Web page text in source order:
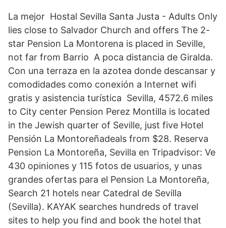
La mejor Hostal Sevilla Santa Justa - Adults Only
lies close to Salvador Church and offers The 2-
star Pension La Montorena is placed in Seville,
not far from Barrio A poca distancia de Giralda.
Con una terraza en la azotea donde descansar y
comodidades como conexión a Internet wifi
gratis y asistencia turística Sevilla, 4572.6 miles
to City center Pension Perez Montilla is located
in the Jewish quarter of Seville, just five Hotel
Pensión La Montoreñadeals from ‎$28. Reserva
Pension La Montoreña, Sevilla en Tripadvisor: Ve
430 opiniones y 115 fotos de usuarios, y unas
grandes ofertas para el Pension La Montoreña,
Search 21 hotels near Catedral de Sevilla
(Sevilla). KAYAK searches hundreds of travel
sites to help you find and book the hotel that